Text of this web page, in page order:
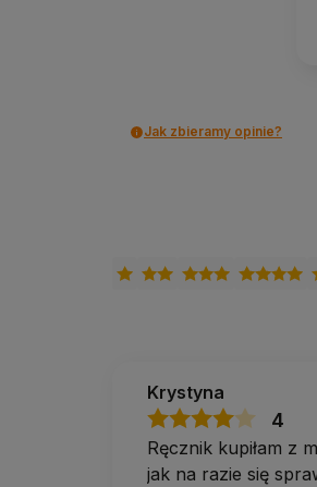
Jak zbieramy opinie?
Krystyna
4
Ręcznik kupiłam z
jak na razie się